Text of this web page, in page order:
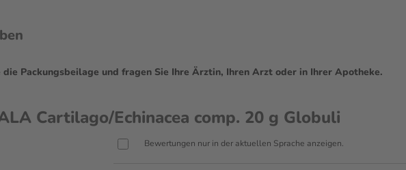
Packungsbeilage und fragen Sie Ihre Ärztin, Ihren Arzt oder in Ihrer Apotheke.
Cartilago/Echinacea comp. 20 g Globuli
Bewertungen nur in der aktuellen Sprache anzeigen.